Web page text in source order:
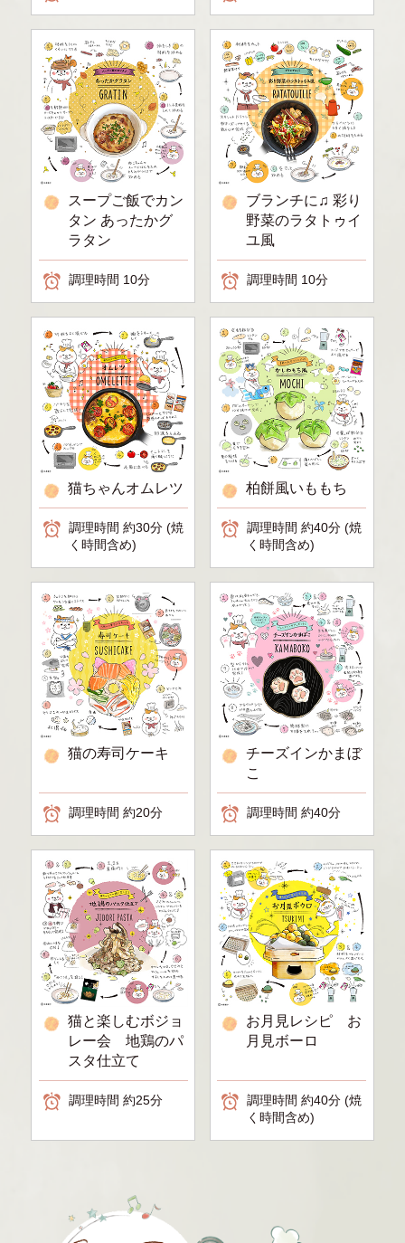
スープご飯でカン
タン あったかグ
ラタン
調理時間 10分
ブランチに♫ 彩り
野菜のラタトゥイ
ユ風
調理時間 10分
猫ちゃんオムレツ
調理時間 約30分 (焼
く時間含め)
柏餅風いももち
調理時間 約40分 (焼
く時間含め)
猫の寿司ケーキ
調理時間 約20分
チーズインかまぼ
こ
調理時間 約40分
猫と楽しむボジョ
レー会 地鶏のパ
スタ仕立て
調理時間 約25分
お月見レシピ お
月見ボーロ
調理時間 約40分 (焼
く時間含め)